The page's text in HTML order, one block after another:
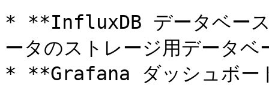
* **InfluxDB データベー
ータのストレージ用データベ
* **Grafana ダッシュボー